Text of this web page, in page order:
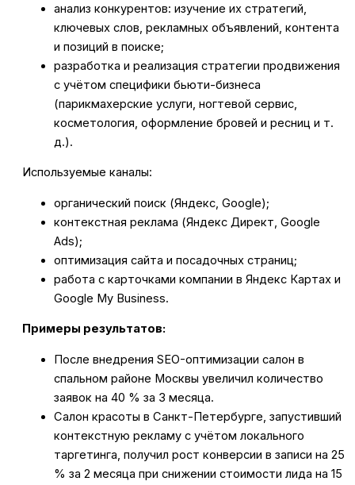
анализ конкурентов: изучение их стратегий,
ключевых слов, рекламных объявлений, контента
и позиций в поиске;
разработка и реализация стратегии продвижения
с учётом специфики бьюти-бизнеса
(парикмахерские услуги, ногтевой сервис,
косметология, оформление бровей и ресниц и т.
д.).
Используемые каналы:
органический поиск (Яндекс, Google);
контекстная реклама (Яндекс Директ, Google
Ads);
оптимизация сайта и посадочных страниц;
работа с карточками компании в Яндекс Картах и
Google My Business.
Примеры результатов:
После внедрения SEO-оптимизации салон в
спальном районе Москвы увеличил количество
заявок на 40 % за 3 месяца.
Салон красоты в Санкт-Петербурге, запустивший
контекстную рекламу с учётом локального
таргетинга, получил рост конверсии в записи на 25
% за 2 месяца при снижении стоимости лида на 15